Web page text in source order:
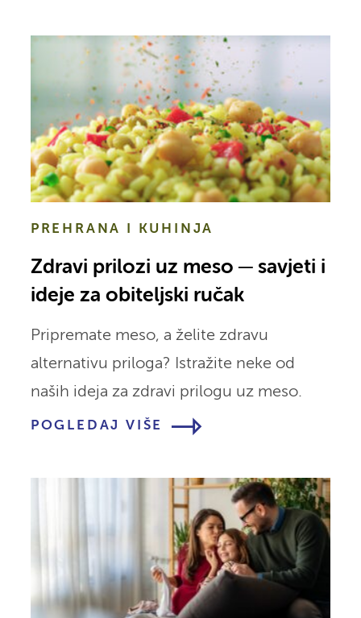
PREHRANA I KUHINJA
Zdravi prilozi uz meso ─ savjeti i
ideje za obiteljski ručak
Pripremate meso, a želite zdravu
alternativu priloga? Istražite neke od
naših ideja za zdravi prilogu uz meso.
POGLEDAJ VIŠE